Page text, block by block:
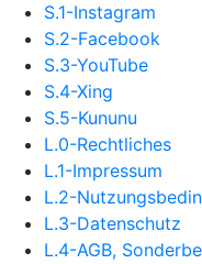
S.1-Instagram
S.2-Facebook
S.3-YouTube
S.4-Xing
S.5-Kununu
L.0-Rechtliches
L.1-Impressum
L.2-
L.3-Datenschutz
L.4-AGB,